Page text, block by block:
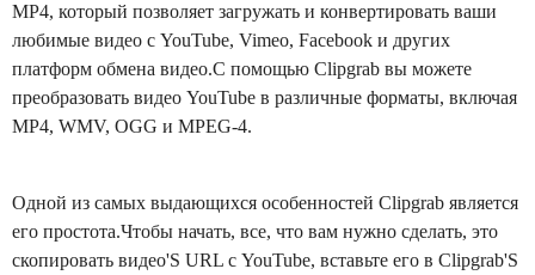
MP4, который позволяет загружать и конвертировать ваши
любимые видео с YouTube, Vimeo, Facebook и других
платформ обмена видео.С помощью Clipgrab вы можете
преобразовать видео YouTube в различные форматы, включая
MP4, WMV, OGG и MPEG-4.
Одной из самых выдающихся особенностей Clipgrab является
его простота.Чтобы начать, все, что вам нужно сделать, это
скопировать видео'S URL с YouTube, вставьте его в Clipgrab'S